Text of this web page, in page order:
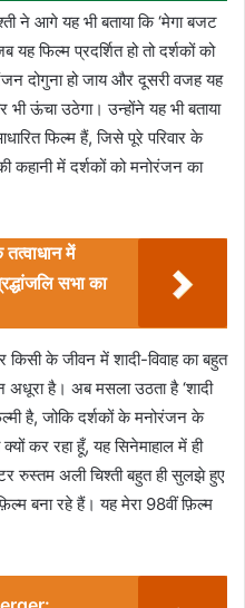
ने आगे यह भी बताया कि ‘मेगा बजट
फिल्म प्रदर्शित हो तो दर्शकों को
दोगुना हो जाय और दूसरी वजह यह
ऊंचा उठेगा। उन्होंने यह भी बताया
फिल्म हैं, जिसे पूरे परिवार के
में दर्शकों को मनोरंजन का
में
सभा का
के जीवन में शादी-विवाह का बहुत
अधूरा है। अब मसला उठता है ‘शादी
है, जोकि दर्शकों के मनोरंजन के
कर रहा हूँ, यह सिनेमाहाल में ही
रुस्तम अली चिश्ती बहुत ही सुलझे हुए
बना रहे हैं। यह मेरा 98वीं फ़िल्म